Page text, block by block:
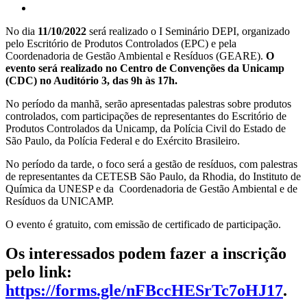
No dia 11/10/2022 será realizado o I Seminário DEPI, organizado
pelo Escritório de Produtos Controlados (EPC) e pela
Coordenadoria de Gestão Ambiental e Resíduos (GEARE). O
evento será realizado no Centro de Convenções da Unicamp
(CDC) no Auditório 3, das 9h às 17h.
No período da manhã, serão apresentadas palestras sobre produtos
controlados, com participações de representantes do Escritório de
Produtos Controlados da Unicamp, da Polícia Civil do Estado de
São Paulo, da Polícia Federal e do Exército Brasileiro.
No período da tarde, o foco será a gestão de resíduos, com palestras
de representantes da CETESB São Paulo, da Rhodia, do Instituto de
Química da UNESP e da Coordenadoria de Gestão Ambiental e de
Resíduos da UNICAMP.
O evento é gratuito, com emissão de certificado de participação.
Os interessados podem fazer a inscrição
pelo link:
https://forms.gle/nFBccHESrTc7oHJ17.